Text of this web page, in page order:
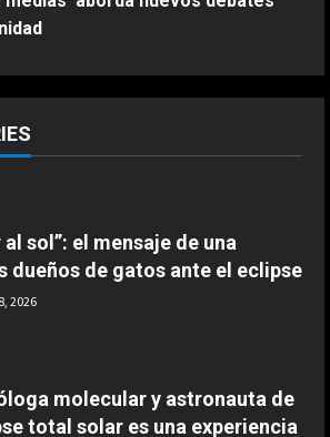
sol”: el mensaje de una
dueños de gatos ante el eclipse
2026
molecular y astronauta de
total solar es una experiencia
ESPAÑA
Férrea defensa de un campeón del
mundo a Alonso: “No necesita el
ESPAÑA
Aprilia resucita en Silverstone:
de Márquez en la ‘sprint’
El casco inspirado en el Mundial de